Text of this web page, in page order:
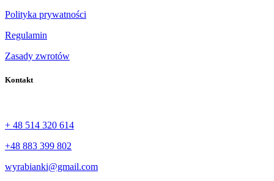
Polityka prywatności
Regulamin
Zasady zwrotów
Kontakt
+ 48 514 320 614
+48 883 399 802
wyrabianki@gmail.com